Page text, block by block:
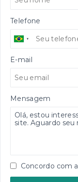
Telefone
E-mail
Mensagem
Concordo com a